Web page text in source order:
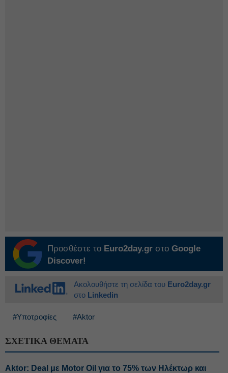
Προσθέστε το Euro2day.gr στο Google
Discover!
Ακολουθήστε τη σελίδα του Euro2day.gr
στο Linkedin
#Υποτροφίες #Aktor
ΣΧΕΤΙΚΑ ΘΕΜΑΤΑ
Aktor: Deal με Motor Oil για το 75% των Ηλέκτωρ και